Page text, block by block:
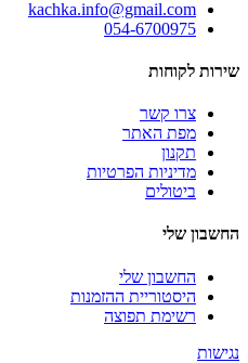
kachka.info@gmail.com
054-6700975
שירות לקוחות
צרו קשר
מפת האתר
תקנון
מדיניות הפרטיות
ביטולים
החשבון שלי
החשבון שלי
היסטוריית ההזמנות
רשימת תפוצה
נגישות